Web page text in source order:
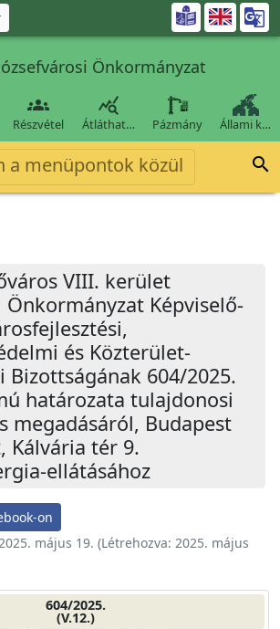

Önkormányzat

Részvétel

Átláthat… Pázmány Állami k…
a menüpontok közül 
VIII. kerület
Önkormányzat Képviselő-
és Közterület-
Bizottságának 604/2025.
határozata tulajdonosi
megadásáról, Budapest
Kálvária tér 9.
ellátásához
on
május 19. (Létrehozva: 2025. május
604/2025.
(V.12.)